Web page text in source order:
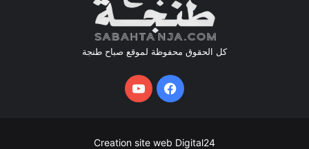
كل الحقوق محفوظة لموقع صباح طنجة
فيسبوكيوتيوب
Creation site web Digital24